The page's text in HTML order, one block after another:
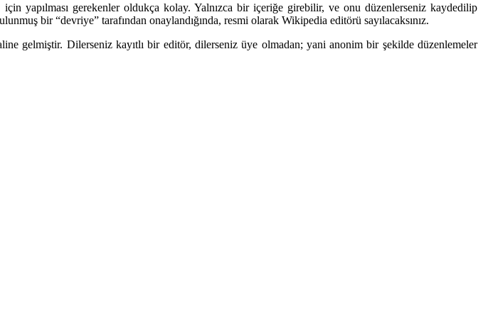
yapılması gerekenler oldukça kolay. Yalnızca bir içeriğe girebilir, ve onu düzenlerseniz kaydedilip
bir “devriye” tarafından onaylandığında, resmi olarak Wikipedia editörü sayılacaksınız.
gelmiştir. Dilerseniz kayıtlı bir editör, dilerseniz üye olmadan; yani anonim bir şekilde düzenlemeler